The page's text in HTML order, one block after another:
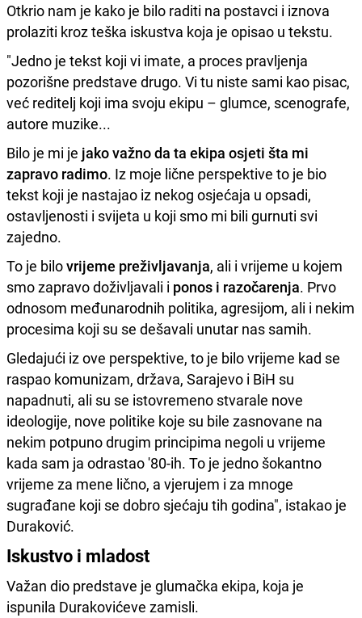
Otkrio nam je kako je bilo raditi na postavci i iznova
prolaziti kroz teška iskustva koja je opisao u tekstu.
"Jedno je tekst koji vi imate, a proces pravljenja
pozorišne predstave drugo. Vi tu niste sami kao pisac,
već reditelj koji ima svoju ekipu – glumce, scenografe,
autore muzike...
Bilo je mi je jako važno da ta ekipa osjeti šta mi
zapravo radimo. Iz moje lične perspektive to je bio
tekst koji je nastajao iz nekog osjećaja u opsadi,
ostavljenosti i svijeta u koji smo mi bili gurnuti svi
zajedno.
To je bilovrijeme preživljavanja, ali i vrijeme u kojem
smo zapravo doživljavali i ponos i razočarenja. Prvo
odnosom međunarodnih politika, agresijom, ali i nekim
procesima koji su se dešavali unutar nas samih.
Gledajući iz ove perspektive, to je bilo vrijeme kad se
raspao komunizam, država, Sarajevo i BiH su
napadnuti, ali su se istovremeno stvarale nove
ideologije, nove politike koje su bile zasnovane na
nekim potpuno drugim principima negoli u vrijeme
kada sam ja odrastao '80-ih. To je jedno šokantno
vrijeme za mene lično, a vjerujem i za mnoge
sugrađane koji se dobro sjećaju tih godina", istakao je
Duraković.
Iskustvo i mladost
Važan dio predstave je glumačka ekipa, koja je
ispunila Durakovićeve zamisli.